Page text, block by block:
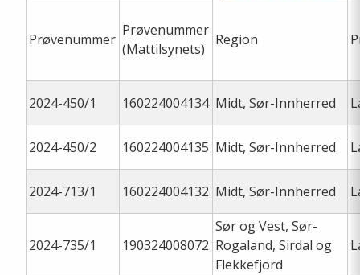
Prøvenummer
Prøvenummer
(Mattilsynets)
Region
2024-450/1 160224004134 Midt, Sør-Innherred
2024-450/2 160224004135 Midt, Sør-Innherred
2024-713/1 160224004132 Midt, Sør-Innherred
2024-735/1 190324008072
Sør og Vest, Sør-
Rogaland, Sirdal og
Flekkefjord